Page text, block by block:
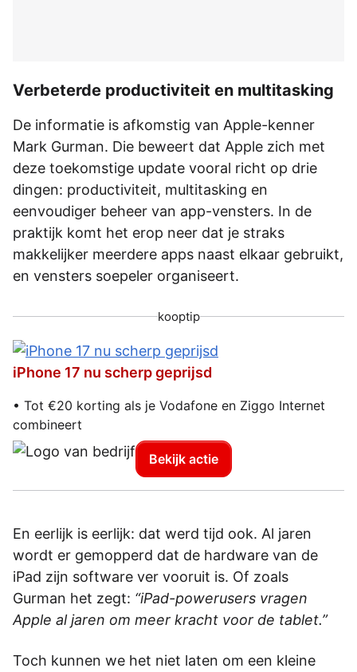
Verbeterde productiviteit en multitasking
De informatie is afkomstig van Apple-kenner
Mark Gurman. Die beweert dat Apple zich met
deze toekomstige update vooral richt op drie
dingen: productiviteit, multitasking en
eenvoudiger beheer van app-vensters. In de
praktijk komt het erop neer dat je straks
makkelijker meerdere apps naast elkaar gebruikt,
en vensters soepeler organiseert.
kooptip
iPhone 17 nu scherp geprijsd
• Tot €20 korting als je Vodafone en Ziggo Internet
combineert
Bekijk actie
En eerlijk is eerlijk: dat werd tijd ook. Al jaren
wordt er gemopperd dat de hardware van de
iPad zijn software ver vooruit is. Of zoals
Gurman het zegt: “iPad-powerusers vragen
Apple al jaren om meer kracht voor de tablet.”
Toch kunnen we het niet laten om een kleine